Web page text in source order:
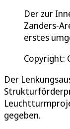
Der zur
Zanders-
erstes
Copyright:
Der
gegeben.